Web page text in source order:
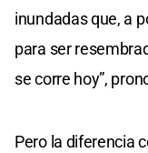
inundadas que, a
para ser
se corre hoy”,
Pero la diferencia